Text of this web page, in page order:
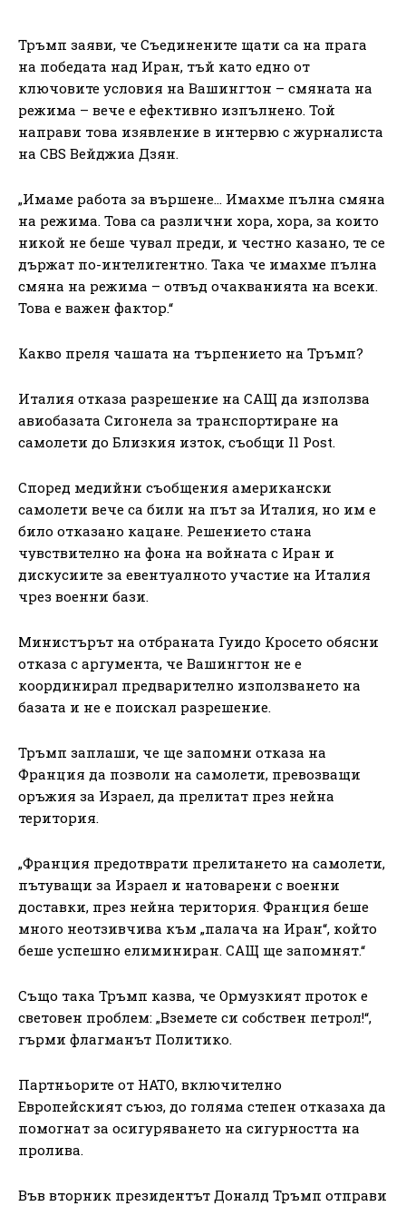
Тръмп заяви, че Съединените щати са на прага
на победата над Иран, тъй като едно от
ключовите условия на Вашингтон – смяната на
режима – вече е ефективно изпълнено. Той
направи това изявление в интервю с журналиста
на CBS Вейджиа Дзян.
„Имаме работа за вършене… Имахме пълна смяна
на режима. Това са различни хора, хора, за които
никой не беше чувал преди, и честно казано, те се
държат по-интелигентно. Така че имахме пълна
смяна на режима – отвъд очакванията на всеки.
Това е важен фактор.“
Какво преля чашата на търпението на Тръмп?
Италия отказа разрешение на САЩ да използва
авиобазата Сигонела за транспортиране на
самолети до Близкия изток, съобщи Il Post.
Според медийни съобщения американски
самолети вече са били на път за Италия, но им е
било отказано кацане. Решението стана
чувствително на фона на войната с Иран и
дискусиите за евентуалното участие на Италия
чрез военни бази.
Министърът на отбраната Гуидо Кросето обясни
отказа с аргумента, че Вашингтон не е
координирал предварително използването на
базата и не е поискал разрешение.
Тръмп заплаши, че ще запомни отказа на
Франция да позволи на самолети, превозващи
оръжия за Израел, да прелитат през нейна
територия.
„Франция предотврати прелитането на самолети,
пътуващи за Израел и натоварени с военни
доставки, през нейна територия. Франция беше
много неотзивчива към „палача на Иран“, който
беше успешно елиминиран. САЩ ще запомнят.“
Също така Тръмп казва, че Ормузкият проток е
световен проблем: „Вземете си собствен петрол!“,
гърми флагманът Политико.
Партньорите от НАТО, включително
Европейският съюз, до голяма степен отказаха да
помогнат за осигуряването на сигурността на
пролива.
Във вторник президентът Доналд Тръмп отправи